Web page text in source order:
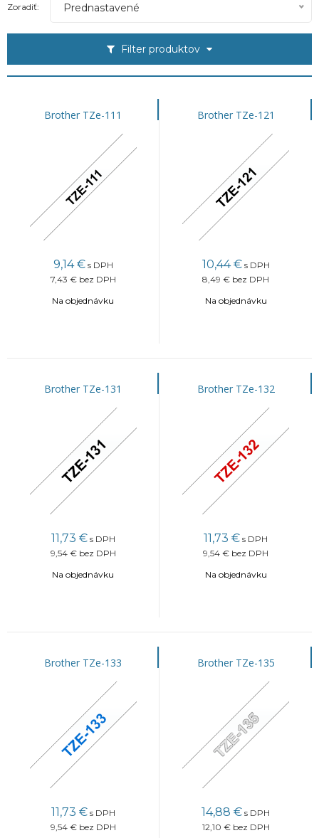
Filter produktov
Zoradiť: Prednastavené
Brother TZe-111
9,14 € s DPH
7,43 € bez DPH
Na objednávku
Brother TZe-121
10,44 € s DPH
8,49 € bez DPH
Na objednávku
Brother TZe-131
11,73 € s DPH
9,54 € bez DPH
Na objednávku
Brother TZe-132
11,73 € s DPH
9,54 € bez DPH
Na objednávku
Brother TZe-133
11,73 € s DPH
9,54 € bez DPH
Brother TZe-135
14,88 € s DPH
12,10 € bez DPH